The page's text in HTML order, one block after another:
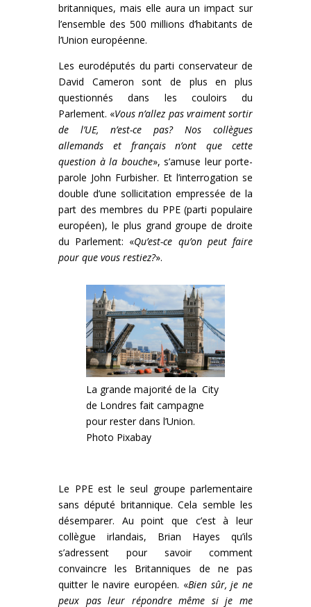
britanniques, mais elle aura un impact sur
l’ensemble des 500 millions d’habitants de
l’Union européenne.
Les eurodéputés du parti conservateur de
David Cameron sont de plus en plus
questionnés dans les couloirs du
Parlement. «Vous n’allez pas vraiment sortir
de l’UE, n’est-ce pas? Nos collègues
allemands et français n’ont que cette
question à la bouche», s’amuse leur porte-
parole John Furbisher. Et l’interrogation se
double d’une sollicitation empressée de la
part des membres du PPE (parti populaire
européen), le plus grand groupe de droite
du Parlement: «Qu’est-ce qu’on peut faire
pour que vous restiez?».
La grande majorité de la City
de Londres fait campagne
pour rester dans l’Union.
Photo Pixabay
Le PPE est le seul groupe parlementaire
sans député britannique. Cela semble les
désemparer. Au point que c’est à leur
collègue irlandais, Brian Hayes qu’ils
s’adressent pour savoir comment
convaincre les Britanniques de ne pas
quitter le navire européen. «Bien sûr, je ne
peux pas leur répondre même si je me